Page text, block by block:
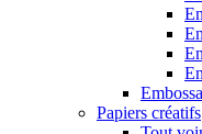
Papiers créatifs